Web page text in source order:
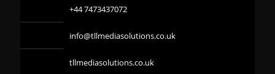
+44 7473437072
info@tllmediasolutions.co.uk
tllmediasolutions.co.uk